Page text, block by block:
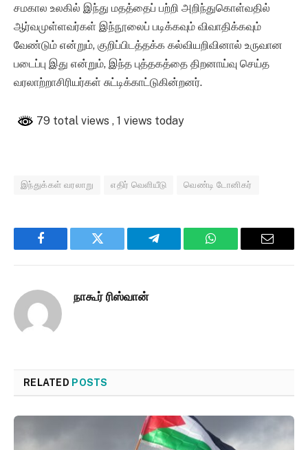
சமகால உலகில் இந்து மதத்தைப் பற்றி அறிந்துகொள்வதில்
ஆர்வமுள்ளவர்கள் இந்நூலைப் படிக்கவும் விவாதிக்கவும்
வேண்டும் என்றும், குறிப்பிடத்தக்க கல்வியறிவினால் உருவான
படைப்பு இது என்றும், இந்த புத்தகத்தை திறனாய்வு செய்த
வரலாற்றாசிரியர்கள் சுட்டிக்காட்டுகின்றனர்.
79 total views , 1 views today
இந்துக்கள் வரலாறு எதிர் வெளியீடு வெண்டி டோனிகர்
Facebook Twitter Telegram WhatsApp Email
நாகூர் ரிஸ்வான்
RELATED POSTS